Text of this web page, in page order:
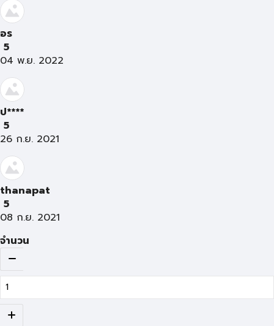
อร
5
04 พ.ย. 2022
ป****
5
26 ก.ย. 2021
thanapat
5
08 ก.ย. 2021
จำนวน